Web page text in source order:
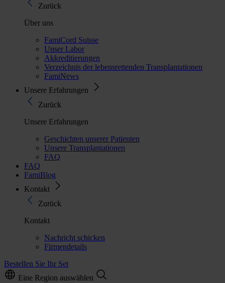
Zurück
Über uns
FamiCord Suisse
Unser Labor
Akkreditierungen
Verzeichnis der lebensrettenden Transplantationen
FamiNews
Unsere Erfahrungen
Zurück
Unsere Erfahrungen
Geschichten unserer Patienten
Unsere Transplantationen
FAQ
FAQ
FamiBlog
Kontakt
Zurück
Kontakt
Nachricht schicken
Firmendetails
Bestellen Sie Ihr Set
Eine Region auswählen